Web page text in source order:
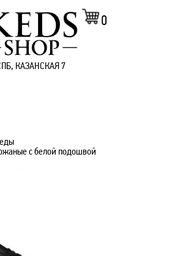
КАЗАНСКАЯ 7
0
с белой подошвой